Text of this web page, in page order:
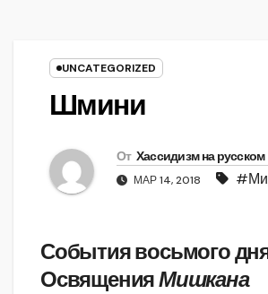
UNCATEGORIZED
Шмини
От Хассидизм на русском
МАР 14, 2018
События восьмого
ОсвященияМишкана